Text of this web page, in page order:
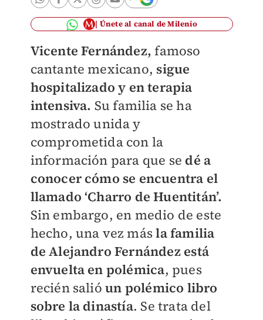
Únete al canal de Milenio
Vicente Fernández,famoso
cantante mexicano, sigue
hospitalizado y en terapia
intensiva. Su familia se ha
mostrado unida y
comprometida con la
información para que se dé a
conocer cómo se encuentra el
llamado ‘Charro de Huentitán’.
Sin embargo, en medio de este
hecho, una vez másla familia
de Alejandro Fernández está
envuelta en polémica, pues
recién salióun polémico libro
sobre la dinastía. Se trata del